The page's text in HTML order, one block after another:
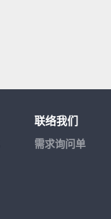
联络我们
需求询问单